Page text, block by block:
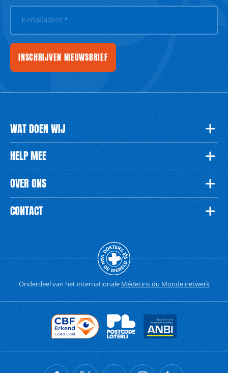
E-mailadres *
INSCHRIJVEN NIEUWSBRIEF
WAT DOEN WIJ
HELP MEE
OVER ONS
CONTACT
Onderdeel van het internationale Médecins du Monde netwerk